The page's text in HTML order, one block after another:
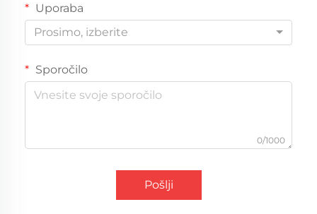
Uporaba
Prosimo, izberite
Sporočilo
0/1000
Pošlji